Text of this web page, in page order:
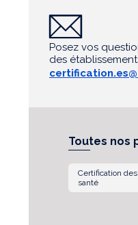
Posez vos
des
Toutes nos
Certification
santé